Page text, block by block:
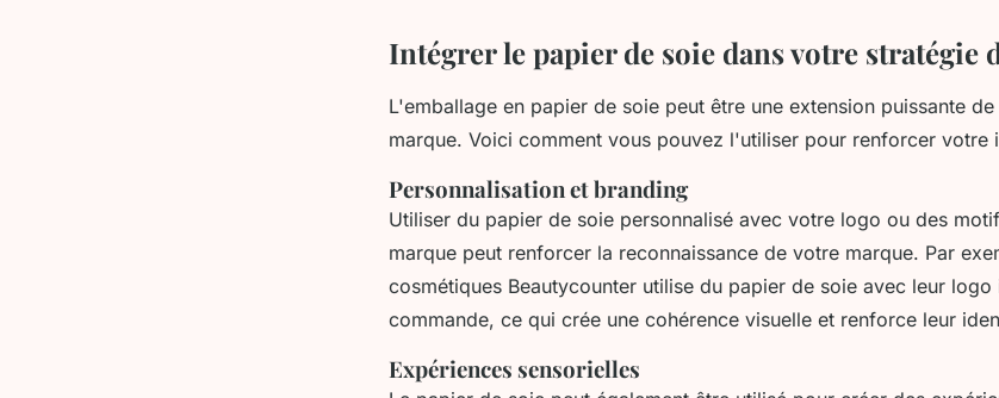
Intégrer le papier de soie dans votre stratégie
L'emballage en papier de soie peut être une extension puissante
marque. Voici comment vous pouvez l'utiliser pour renforcer votre
Personnalisation et branding
Utiliser du papier de soie personnalisé avec votre logo ou des
marque peut renforcer la reconnaissance de votre marque. Par
cosmétiques Beautycounter utilise du papier de soie avec leur
commande, ce qui crée une cohérence visuelle et renforce leur
Expériences sensorielles